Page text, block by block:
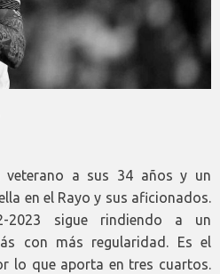
veterano a sus 34 años y un
en el Rayo y sus aficionados.
2023 sigue rindiendo a un
con más regularidad. Es el
lo que aporta en tres cuartos.